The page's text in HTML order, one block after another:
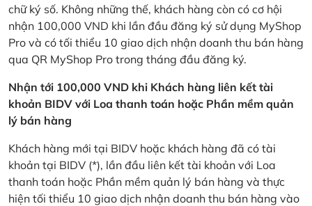
chữ ký số. Không những thế, khách hàng còn có cơ hội
nhận 100,000 VND khi lần đầu đăng ký sử dụng MyShop
Pro và có tối thiểu 10 giao dịch nhận doanh thu bán hàng
qua QR MyShop Pro trong tháng đầu đăng ký.
Nhận tới 100,000 VND khi Khách hàng liên kết tài
khoản BIDV với Loa thanh toán hoặc Phần mềm quản
lý bán hàng
Khách hàng mới tại BIDV hoặc khách hàng đã có tài
khoản tại BIDV (*), lần đầu liên kết tài khoản với Loa
thanh toán hoặc Phần mềm quản lý bán hàng và thực
hiện tối thiểu 10 giao dịch nhận doanh thu bán hàng vào